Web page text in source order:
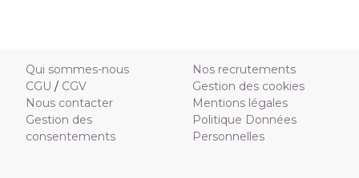
Qui sommes-nous
CGU / CGV
Nous contacter
Gestion des
consentements
Nos recrutements
Gestion des cookies
Mentions légales
Politique Données
Personnelles